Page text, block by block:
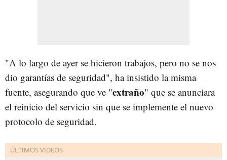
"A lo largo de ayer se hicieron trabajos, pero no se nos
dio garantías de seguridad", ha insistido la misma
fuente, asegurando que ve "extraño" que se anunciara
el reinicio del servicio sin que se implemente el nuevo
protocolo de seguridad.